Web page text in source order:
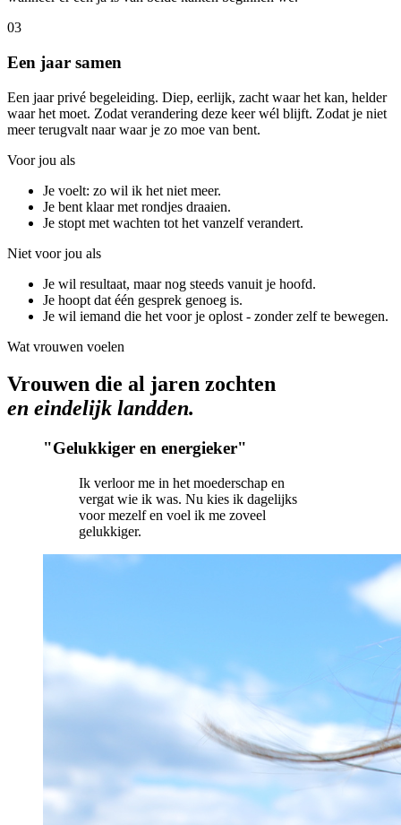
03
Een jaar samen
Een jaar privé begeleiding. Diep, eerlijk, zacht waar het kan, helder
waar het moet. Zodat verandering deze keer wél blijft. Zodat je niet
meer terugvalt naar waar je zo moe van bent.
Voor jou als
Je voelt: zo wil ik het niet meer.
Je bent klaar met rondjes draaien.
Je stopt met wachten tot het vanzelf verandert.
Niet voor jou als
Je wil resultaat, maar nog steeds vanuit je hoofd.
Je hoopt dat één gesprek genoeg is.
Je wil iemand die het voor je oplost - zonder zelf te bewegen.
Wat vrouwen voelen
Vrouwen die al jaren zochten
en eindelijk landden.
"Gelukkiger en energieker"
Ik verloor me in het moederschap en
vergat wie ik was. Nu kies ik dagelijks
voor mezelf en voel ik me zoveel
gelukkiger.